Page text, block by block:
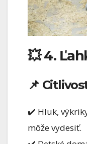
💥 4.
📌
✔️ Hluk,
môže vydesiť.